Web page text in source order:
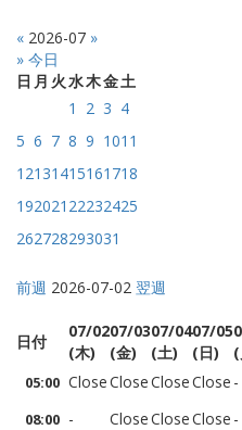
« 2026-07 »
» 今日
日 月 火水木金土
1
2 3 4
5 6 7 8 9 1011
12131415161718
192021 22232425
262728293031
前週 2026-07-02 翌週
日付
07/02
(木)
07/03
(金)
07/04
(土)
07/05
(日)
05:00 CloseCloseCloseClose -
08:00 - CloseCloseClose -